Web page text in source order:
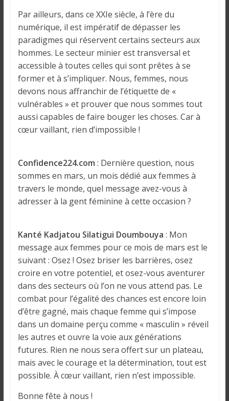
Par ailleurs, dans ce XXIe siècle, à l’ère du
numérique, il est impératif de dépasser les
paradigmes qui réservent certains secteurs aux
hommes. Le secteur minier est transversal et
accessible à toutes celles qui sont prêtes à se
former et à s’impliquer. Nous, femmes, nous
devons nous affranchir de l’étiquette de «
vulnérables » et prouver que nous sommes tout
aussi capables de faire bouger les choses. Car à
cœur vaillant, rien d’impossible !
Confidence224.com : Dernière question, nous
sommes en mars, un mois dédié aux femmes à
travers le monde, quel message avez-vous à
adresser à la gent féminine à cette occasion ?
Kanté Kadjatou Silatigui Doumbouya : Mon
message aux femmes pour ce mois de mars est le
suivant : Osez ! Osez briser les barrières, osez
croire en votre potentiel, et osez-vous aventurer
dans des secteurs où l’on ne vous attend pas. Le
combat pour l’égalité des chances est encore loin
d’être gagné, mais chaque femme qui s’impose
dans un domaine perçu comme « masculin » réveil
les autres et ouvre la voie aux générations
futures. Rien ne nous sera offert sur un plateau,
mais avec le courage et la détermination, tout est
possible. À cœur vaillant, rien n’est impossible.
Bonne fête à nous !